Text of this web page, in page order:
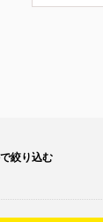
絞り込む